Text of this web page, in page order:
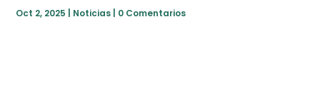
Oct 2, 2025 Noticias 0 Comentarios